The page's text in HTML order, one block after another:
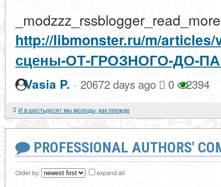
_modzzz_rssblogger_read_more
http://libmonster.ru/m/
сцены-ОТ-ГРОЗНОГО-ДО-
Vasia P. · 20672 days ago 0 2394
И в шестьдесят мы молоды, как прежде
PROFESSIONAL AUTHORS'
Order by: expand all